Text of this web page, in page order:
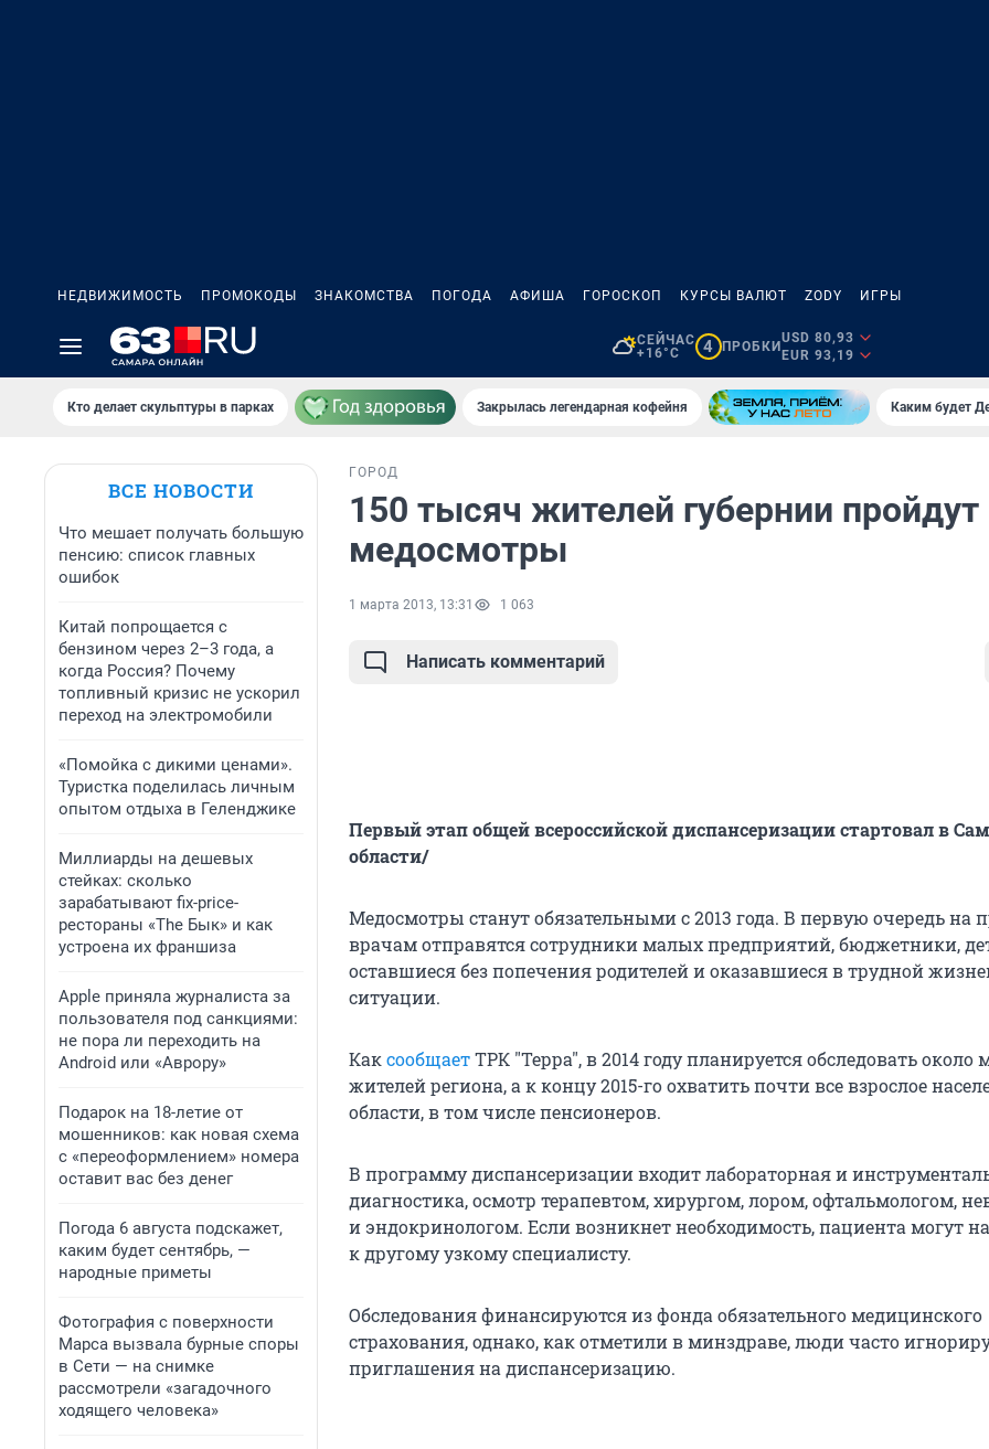
НЕДВИЖИМОСТЬ ПРОМОКОДЫ ЗНАКОМСТВА ПОГОДА АФИША ГОРОСКОП КУРСЫ ВАЛЮТ ZODY ИГРЫ
СЕЙЧАС
+16°C
4 ПРОБКИ
USD 80,93
EUR 93,19
Кто делает скульптуры в парках Закрылась легендарная кофейня Каким будет
ВСЕ НОВОСТИ
Что мешает получать большую
пенсию: список главных
ошибок
Китай попрощается с
бензином через 2–3 года, а
когда Россия? Почему
топливный кризис не ускорил
переход на электромобили
«Помойка с дикими ценами».
Туристка поделилась личным
опытом отдыха в Геленджике
Миллиарды на дешевых
стейках: сколько
зарабатывают fix-price-
рестораны «The Бык» и как
устроена их франшиза
Apple приняла журналиста за
пользователя под санкциями:
не пора ли переходить на
Android или «Аврору»
Подарок на 18-летие от
мошенников: как новая схема
с «переоформлением» номера
оставит вас без денег
Погода 6 августа подскажет,
каким будет сентябрь, —
народные приметы
Фотография с поверхности
Марса вызвала бурные споры
в Сети — на снимке
рассмотрели «загадочного
ходящего человека»
ГОРОД
150 тысяч жителей губернии пройдут
медосмотры
1 марта 2013, 13:31 1 063
Написать комментарий
Первый этап общей всероссийской диспансеризации стартовал в
области/
Медосмотры станут обязательными с 2013 года. В первую очередь на
врачам отправятся сотрудники малых предприятий, бюджетники,
оставшиеся без попечения родителей и оказавшиеся в трудной
ситуации.
КаксообщаетТРК "Терра", в 2014 году планируется обследовать около
жителей региона, а к концу 2015-го охватить почти все взрослое
области, в том числе пенсионеров.
В программу диспансеризации входит лабораторная и
диагностика, осмотр терапевтом, хирургом, лором, офтальмологом,
и эндокринологом. Если возникнет необходимость, пациента могут
к другому узкому специалисту.
Обследования финансируются из фонда обязательного медицинского
страхования, однако, как отметили в минздраве, люди часто
приглашения на диспансеризацию.